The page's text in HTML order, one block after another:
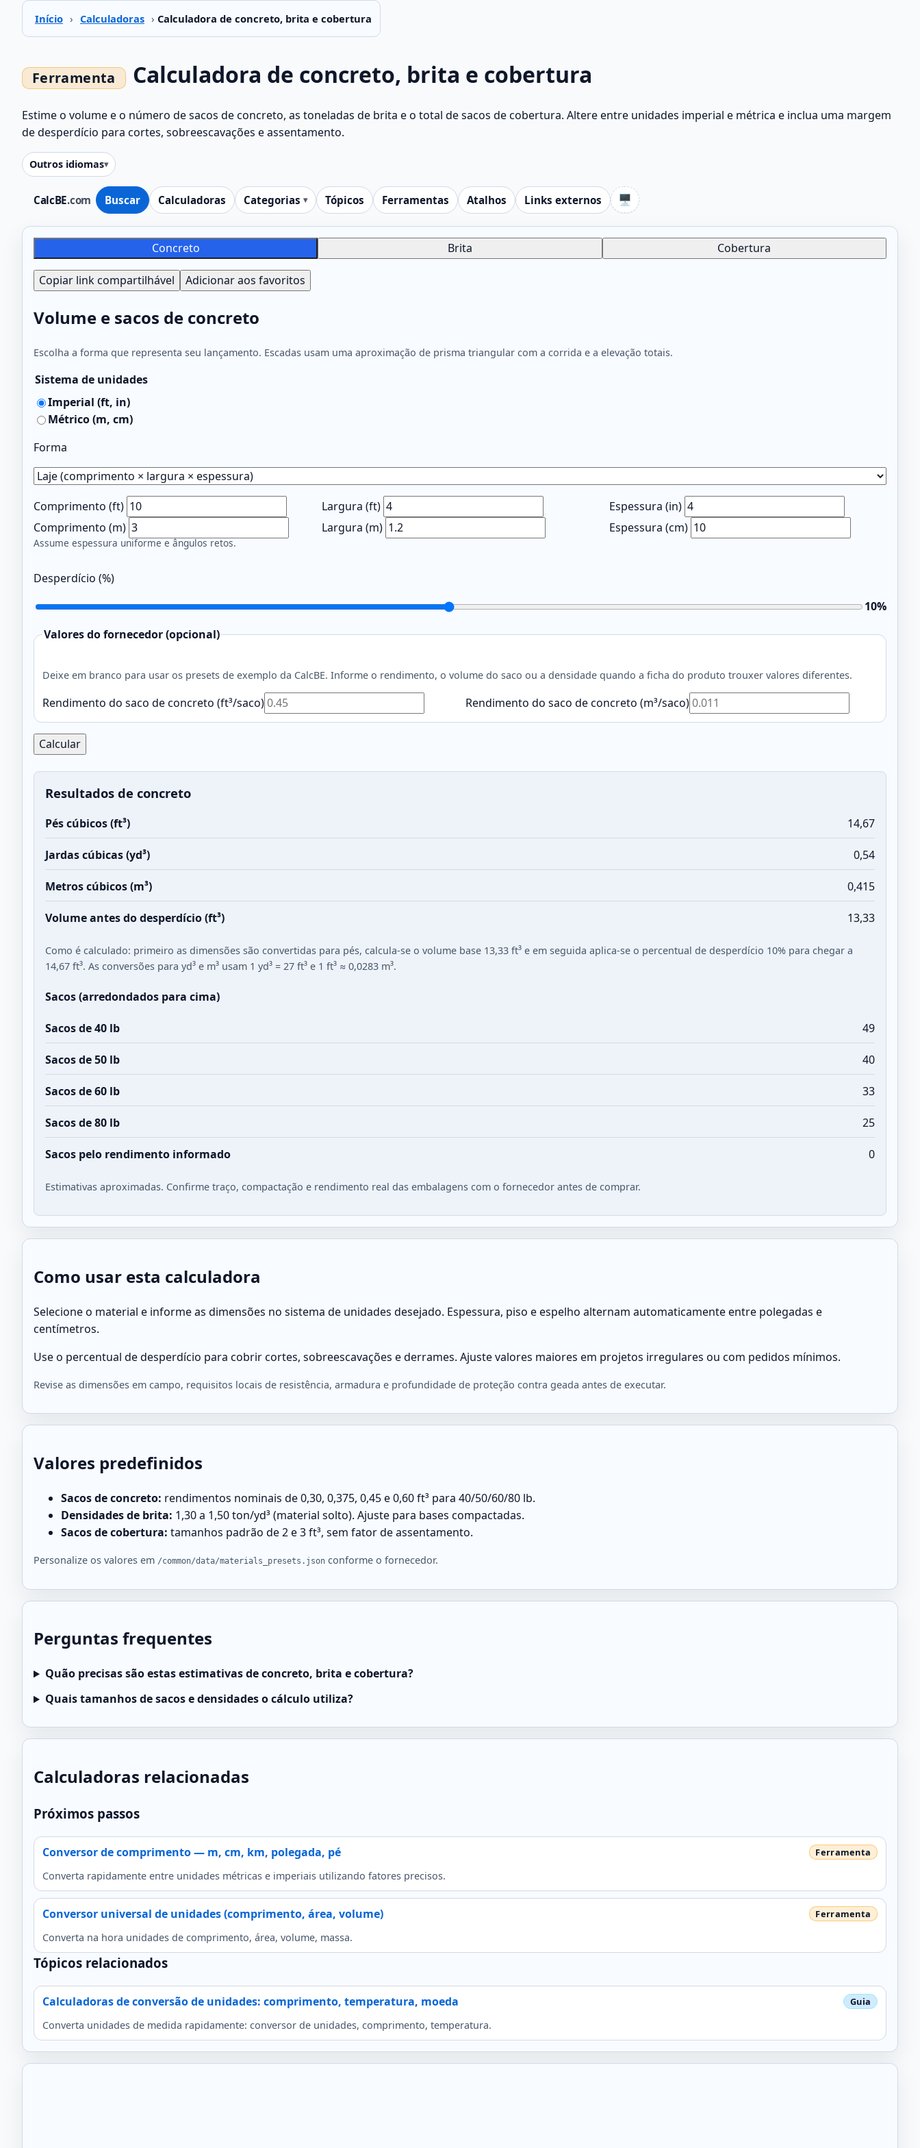
Início › Calculadoras › Calculadora de concreto, brita e cobertura
CalcBE.com Buscar Calculadoras Categorias Tópicos Ferramentas Atalhos Links externos 🖥️
Calculadora de concreto, brita e cobertura
Estime o volume e o número de sacos de concreto, as toneladas de brita e o total de sacos de cobertura. Altere entre unidades imperial e métrica e inclua uma margem
de desperdício para cortes, sobreescavações e assentamento.
Outros idiomas
Concreto Brita Cobertura
Copiar link compartilhável Adicionar aos favoritos
Volume e sacos de concreto
Escolha a forma que representa seu lançamento. Escadas usam uma aproximação de prisma triangular com a corrida e a elevação totais.
Sistema de unidades
Imperial (ft, in)
Métrico (m, cm)
Forma
Comprimento (ft) Largura (ft)
Espessura (in)
Comprimento (m)
Largura (m) Espessura (cm)
Assume espessura uniforme e ângulos retos.
Desperdício (%)
10%
Valores do fornecedor (opcional)
Deixe em branco para usar os presets de exemplo da CalcBE. Informe o rendimento, o volume do saco ou a densidade quando a ficha do produto trouxer valores diferentes.
Rendimento do saco de concreto (ft³/saco) Rendimento do saco de concreto (m³/saco)
Calcular
Resultados de concreto
Pés cúbicos (ft³) 14,67
Jardas cúbicas (yd³) 0,54
Metros cúbicos (m³) 0,415
Volume antes do desperdício (ft³) 13,33
Como é calculado: primeiro as dimensões são convertidas para pés, calcula-se o volume base 13,33 ft³ e em seguida aplica-se o percentual de desperdício 10% para chegar a
14,67 ft³. As conversões para yd³ e m³ usam 1 yd³ = 27 ft³ e 1 ft³ ≈ 0,0283 m³.
Sacos (arredondados para cima)
Sacos de 40 lb 49
Sacos de 50 lb 40
Sacos de 60 lb 33
Sacos de 80 lb 25
Sacos pelo rendimento informado 0
Estimativas aproximadas. Confirme traço, compactação e rendimento real das embalagens com o fornecedor antes de comprar.
Como usar esta calculadora
Selecione o material e informe as dimensões no sistema de unidades desejado. Espessura, piso e espelho alternam automaticamente entre polegadas e
centímetros.
Use o percentual de desperdício para cobrir cortes, sobreescavações e derrames. Ajuste valores maiores em projetos irregulares ou com pedidos mínimos.
Revise as dimensões em campo, requisitos locais de resistência, armadura e profundidade de proteção contra geada antes de executar.
Valores predefinidos
Sacos de concreto: rendimentos nominais de 0,30, 0,375, 0,45 e 0,60 ft³ para 40/50/60/80 lb.
Densidades de brita: 1,30 a 1,50 ton/yd³ (material solto). Ajuste para bases compactadas.
Sacos de cobertura: tamanhos padrão de 2 e 3 ft³, sem fator de assentamento.
Personalize os valores em /common/data/materials_presets.json conforme o fornecedor.
Perguntas frequentes
Quão precisas são estas estimativas de concreto, brita e cobertura?
Quais tamanhos de sacos e densidades o cálculo utiliza?
Calculadoras relacionadas
Próximos passos
Conversor de comprimento — m, cm, km, polegada, pé
Converta rapidamente entre unidades métricas e imperiais utilizando fatores precisos.
Conversor universal de unidades (comprimento, área, volume)
Converta na hora unidades de comprimento, área, volume, massa.
Tópicos relacionados
Calculadoras de conversão de unidades: comprimento, temperatura, moeda
Converta unidades de medida rapidamente: conversor de unidades, comprimento, temperatura.